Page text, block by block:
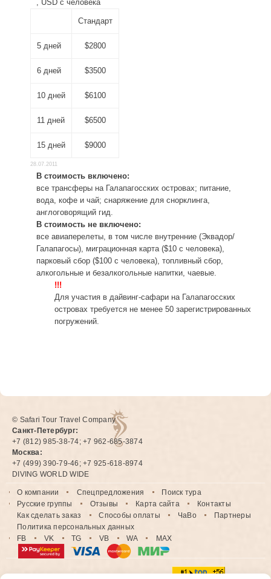
, USD c человека
Стандарт
5 дней $2800
6 дней $3500
10 дней $6100
11 дней $6500
15 дней $9000
28.07.2011
В стоимость включено:
все трансферы на Галапагосских островах; питание,
вода, кофе и чай; снаряжение для снорклинга,
англоговорящий гид.
В стоимость не включено:
все авиаперелеты, в том числе внутренние (Эквадор/
Галапагосы), миграционная карта ($10 с человека),
парковый сбор ($100 с человека), топливный сбор,
алкогольные и безалкогольные напитки, чаевые.
!!!
Для участия в дайвинг-сафари на Галапагосских
островах требуется не менее 50 зарегистрированных
погружений.
© Safari Tour Travel Company
Санкт-Петербург:
+7 (812) 985-38-74; +7 962-685-3874
Москва:
+7 (499) 390-79-46; +7 925-618-8974
DIVING WORLD WIDE
О компании Спецпредложения
Поиск тура
Русские группы
Отзывы Карта сайта
Контакты
Как сделать заказ
Способы оплаты ЧаВо
Партнеры
Политика персональных данных
FB
VK TG VB WA MAX